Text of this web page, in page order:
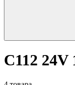
C112 24V